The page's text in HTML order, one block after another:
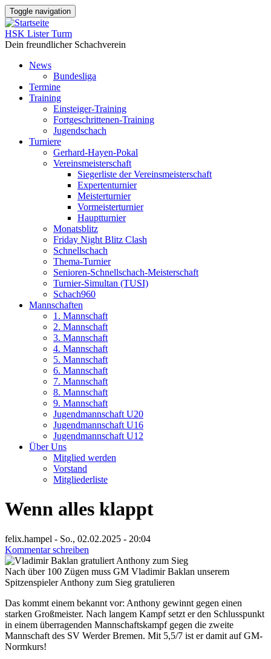
Direkt
zum
Inhalt
Toggle navigation
HSK Lister Turm
Dein freundlicher Schachverein
Main
navigation
News
Bundesliga
Termine
Training
Einsteiger-Training
Fortgeschrittenen-Training
Jugendschach
Turniere
Gerhard-Hayen-Pokal
Vereinsmeisterschaft
Siegerliste der Vereinsmeisterschaft
Expertenturnier
Meisterturnier
Vormeisterturnier
Hauptturnier
Monatsblitz
Friday Night Blitz Clash
Schnellschach
Thema-Turnier
Senioren-Schnellschach-Meisterschaft
Turnier-Simultan (TUSI)
Schach960
Mannschaften
1. Mannschaft
2. Mannschaft
3. Mannschaft
4. Mannschaft
5. Mannschaft
6. Mannschaft
7. Mannschaft
8. Mannschaft
9. Mannschaft
Jugendmannschaft U20
Jugendmannschaft U16
Jugendmannschaft U12
Über Uns
Mitglied werden
Vorstand
Mitgliederliste
Wenn alles klappt
felix.hampel - So., 02.02.2025 - 20:04
Kommentar schreiben
Bildunterschrift
Hauptbild
Nach über 100 Zügen muss GM Vladimir Baklan unserem
Spitzenspieler Anthony zum Sieg gratulieren
Das kommt einem bekannt vor: Anthony gewinnt gegen einen
starken Großmeister. Nach langem Kampf setzt er den Schlusspunkt
in einem überragenden Mannschaftskampf gegen die zweite
Mannschaft des SV Werder Bremen. Mit 5,5/7 ist er damit auf GM-
Normkurs!